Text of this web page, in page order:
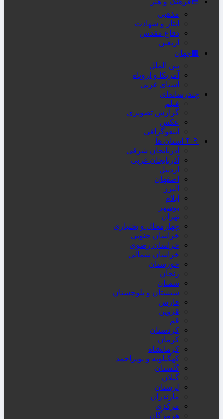
🟦فرهنگ و هنر
مذهبی
ایثار و شهادت
دفاع مقدس
اربعین
🟫جهان
بین الملل
آمریکا و اروپاه
آسیای غربی
چندرسانه‌ای
فیلم
گزارش تصویری
عکس
اینفوگرافی
🇮🇷استان ها
آذربایجان شرقی
آذربایجان غربی
اردبیل
اصفهان
البرز
ایلام
بوشهر
تهران
چهارمحال و بختیاری
خراسان جنوبی
خراسان رضوی
خراسان شمالی
خوزستان
زنجان
سمنان
سیستان و بلوچستان
فارس
قزوین
قم
کردستان
کرمان
کرمانشاه
کهگیلویه و بویراحمد
گلستان
گیلان
لرستان
مازندران
مرکزی
هرمزگان